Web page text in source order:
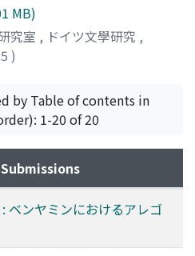
MB)
究室 , ドイツ文學研究 ,
)
by Table of contents in
1-20 of 20
ベンヤミンにおけるアレゴ